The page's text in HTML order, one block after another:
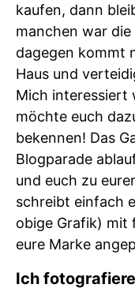
kaufen, dann
manchen war
dagegen kommt
Haus und
Mich interessiert
möchte euch
bekennen! Das
Blogparade
und euch zu
schreibt einfach
obige Grafik) mit
eure Marke
Ich